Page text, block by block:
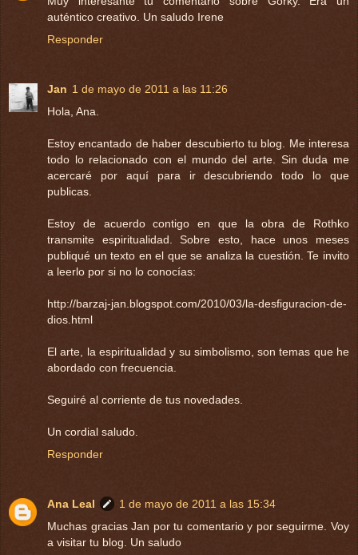
auténtico creativo. Un saludo Irene
Responder
Jan 1 de mayo de 2011 a las 11:26
Hola, Ana.
Estoy encantado de haber descubierto tu blog. Me interesa
todo lo relacionado con el mundo del arte. Sin duda me
acercaré por aquí para ir descubriendo todo lo que
publicas.
Estoy de acuerdo contigo en que la obra de Rothko
transmite espiritualidad. Sobre esto, hace unos meses
publiqué un texto en el que se analiza la cuestión. Te invito
a leerlo por si no lo conocías:
http://barzaj-jan.blogspot.com/2010/03/la-desfiguracion-de-
dios.html
El arte, la espiritualidad y su simbolismo, son temas que he
abordado con frecuencia.
Seguiré al corriente de tus novedades.
Un cordial saludo.
Responder
Ana Leal
1 de mayo de 2011 a las 15:34
Muchas gracias Jan por tu comentario y por seguirme. Voy
a visitar tu blog. Un saludo